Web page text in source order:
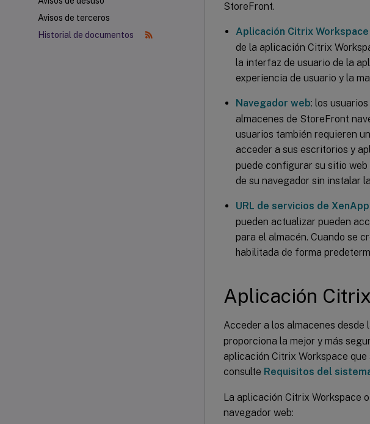
Avisos de terceros
Historial de documentos
StoreFront.
Aplicación Citrix
de la aplicación Citrix
la interfaz de usuario de la
experiencia de usuario y la
Navegador web: los
almacenes de StoreFront
usuarios también requieren
acceder a sus escritorios y
puede configurar su sitio
de su navegador sin instalar
URL de servicios de XenApp
pueden actualizar pueden
para el almacén. Cuando se
habilitada de forma
Aplicación
Acceder a los almacenes desde
proporciona la mejor y más
aplicación Citrix Workspace
consulte Requisitos del
La aplicación Citrix Workspace
navegador web: